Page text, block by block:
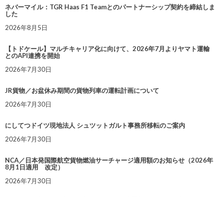
ネバーマイル：TGR Haas F1 Teamとのパートナーシップ契約を締結しま
した
2026年8月5日
【トドケール】マルチキャリア化に向けて、2026年7月よりヤマト運輸
とのAPI連携を開始
2026年7月30日
JR貨物／お盆休み期間の貨物列車の運転計画について
2026年7月30日
にしてつドイツ現地法人 シュツットガルト事務所移転のご案内
2026年7月30日
NCA／日本発国際航空貨物燃油サーチャージ適用額のお知らせ（2026年
8月1日適用 改定）
2026年7月30日